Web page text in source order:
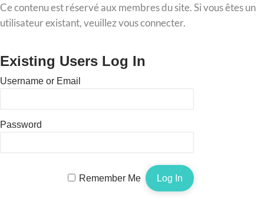
Skip
to
Ce contenu est réservé aux membres du site. Si vous êtes un
utilisateur existant, veuillez vous connecter.
Existing Users Log In
Username or Email
Password
Remember Me
Back
To